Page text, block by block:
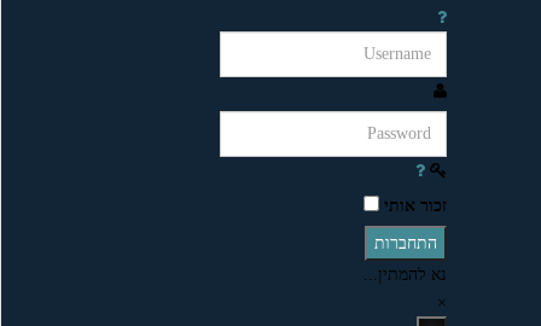
זכור אותי
התחברות
נא להמתין...
×